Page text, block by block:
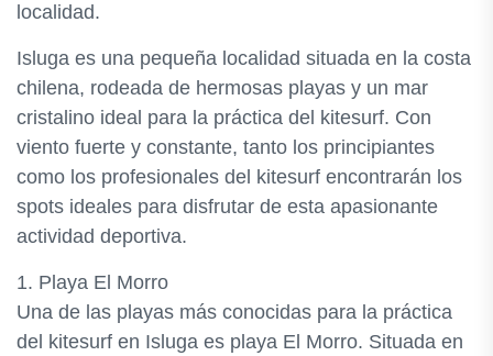
localidad.
Isluga es una pequeña localidad situada en la costa
chilena, rodeada de hermosas playas y un mar
cristalino ideal para la práctica del kitesurf. Con
viento fuerte y constante, tanto los principiantes
como los profesionales del kitesurf encontrarán los
spots ideales para disfrutar de esta apasionante
actividad deportiva.
1. Playa El Morro
Una de las playas más conocidas para la práctica
del kitesurf en Isluga es playa El Morro. Situada en